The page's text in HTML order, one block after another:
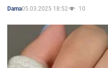
Dama05.03.2025 18:52 10